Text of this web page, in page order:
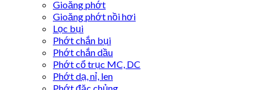
Gioăng phớt
Gioăng phớt nồi hơi
Lọc bụi
Phớt chắn bụi
Phớt chắn dầu
Phớt cổ trục MC, DC
Phớt dạ, nỉ, len